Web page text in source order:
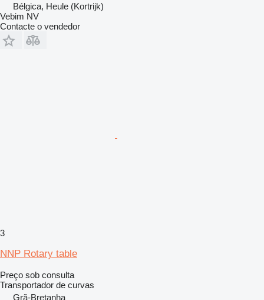
Bélgica, Heule (Kortrijk)
Vebim NV
Contacte o vendedor
3
NNP Rotary table
Preço sob consulta
Transportador de curvas
Grã-Bretanha